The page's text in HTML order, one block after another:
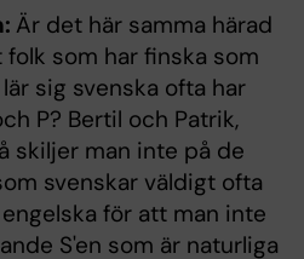
Är det här samma härad
som har finska som
sig svenska ofta har
P? Bertil och Patrik,
skiljer man inte på de
svenskar väldigt ofta
för att man inte
S'en som är naturliga